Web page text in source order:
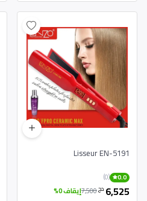
Lisseur EN-5191
0.0
(0)
6,525 دج7,500إيقاف 0%